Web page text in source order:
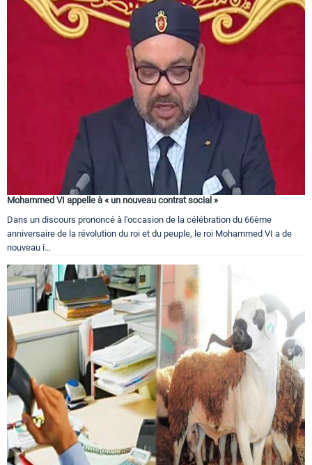
Mohammed VI appelle à « un nouveau contrat social »
Dans un discours prononcé à l'occasion de la célébration du 66ème
anniversaire de la révolution du roi et du peuple, le roi Mohammed VI a de
nouveau i...